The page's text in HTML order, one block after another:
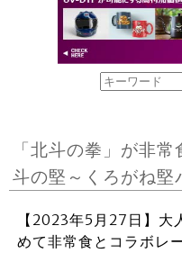
「北斗の拳」が非
斗の堅～くろがね堅
【2023年5月27日】大
めて非常食とコラボレ